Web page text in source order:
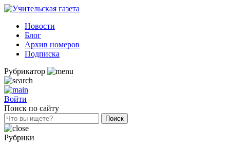
Новости
Блог
Архив номеров
Подписка
Рубрикатор
Войти
Поиск по сайту
Рубрики